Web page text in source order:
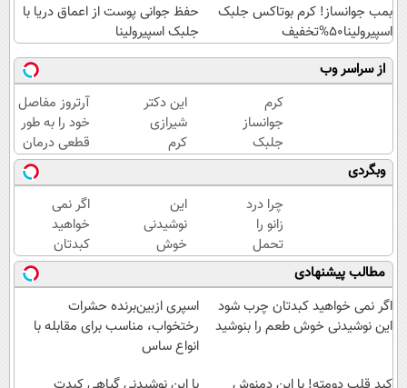
بمب جوانساز! کرم بوتاکس جلبک
اسپیرولینا50%تخفیف
حفظ جوانی پوست از اعماق دریا با
جلبک اسپیرولینا
از سراسر وب
کرم
جوانساز
جلبک
اسپیرولینا
با تخفیف
ویژه
این دکتر
شیرازی
کرم
ترمیم
زخم
ایرانی را
ساخت!!!
آرتروز مفاصل
خود را به طور
قطعی درمان
کنید!
◗پرسش‌نامه◖
وبگردی
چرا درد
زانو را
تحمل
می‌کنی؟
خیلی
ساده
درمنزل
این
نوشیدنی
خوش
طعم
گیاهی
کبدتو
سرحال
میکنه
اگر نمی
خواهید
کبدتان
چرب
شود این
نوشیدنی
خوش
مطالب پیشنهادی
اگر نمی خواهید کبدتان چرب شود
این نوشیدنی خوش طعم را بنوشید
اسپری ازبین‌برنده حشرات
رختخواب، مناسب برای مقابله با
انواع ساس